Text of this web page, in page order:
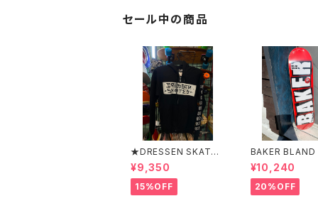
セール中の商品
★DRESSEN SKATES
★ERIC DRESSEN BL
ACK ZIP HOOD PAR
KER ドレッセンスケー
ツスケート エリックド
¥9,350
15%OFF
BAKER BLAND
O PURPLE
ベイカー ブラ
ロゴ パープル
キ 8インチ ス
¥10,240
20%OFF